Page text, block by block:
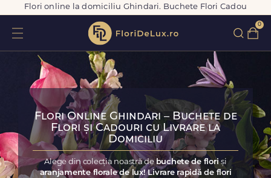
Flori online la domiciliu Ghindari. Buchete Flori Cadou
0
Flori Online Ghindari – Buchete de
Flori și Cadouri cu Livrare la
Domiciliu
Alege din colecția noastră de buchete de floriși
aranjamente florale de lux! Livrare rapidă de flori